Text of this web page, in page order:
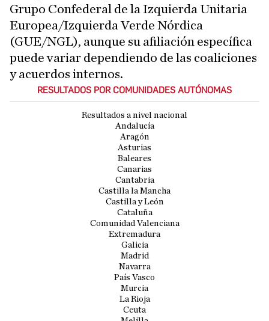
Grupo Confederal de la Izquierda Unitaria
Europea/Izquierda Verde Nórdica
(GUE/NGL), aunque su afiliación específica
puede variar dependiendo de las coaliciones
y acuerdos internos.
RESULTADOS POR COMUNIDADES AUTÓNOMAS
Resultados a nivel nacional
Andalucía
Aragón
Asturias
Baleares
Canarias
Cantabria
Castilla la Mancha
Castilla y León
Cataluña
Comunidad Valenciana
Extremadura
Galicia
Madrid
Navarra
País Vasco
Murcia
La Rioja
Ceuta